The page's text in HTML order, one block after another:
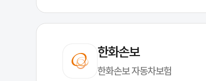
한화손보
한화손보 자동차보험